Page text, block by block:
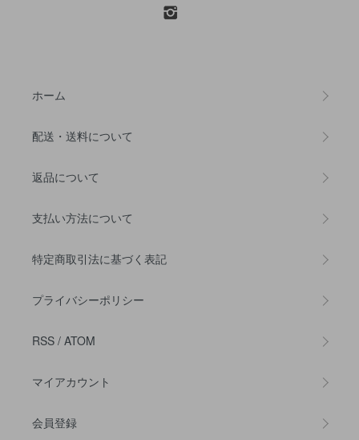
ホーム
配送・送料について
返品について
支払い方法について
特定商取引法に基づく表記
プライバシーポリシー
RSS / ATOM
マイアカウント
会員登録